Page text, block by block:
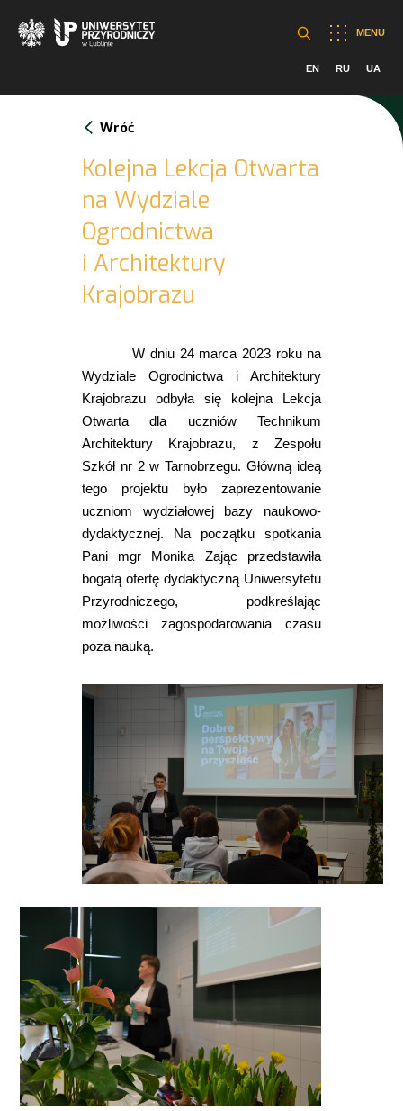
MENU
EN RU UA
Wróć
Kolejna Lekcja Otwarta
na Wydziale
Ogrodnictwa
i Architektury
Krajobrazu
W dniu 24 marca 2023 roku na
Wydziale Ogrodnictwa i Architektury
Krajobrazu odbyła się kolejna Lekcja
Otwarta dla uczniów Technikum
Architektury Krajobrazu, z Zespołu
Szkół nr 2 w Tarnobrzegu. Główną ideą
tego projektu było zaprezentowanie
uczniom wydziałowej bazy naukowo-
dydaktycznej. Na początku spotkania
Pani mgr Monika Zając przedstawiła
bogatą ofertę dydaktyczną Uniwersytetu
Przyrodniczego, podkreślając
możliwości zagospodarowania czasu
poza nauką.